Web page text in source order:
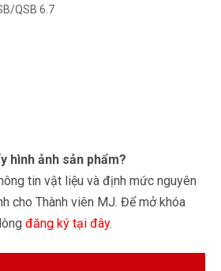
QSB 6.7
hình ảnh sản phẩm?
tin vật liệu và định mức nguyên
cho Thành viên MJ. Để mở khóa
đăng ký tại đây.